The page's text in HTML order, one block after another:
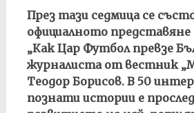
През тази седмица се
официалното
„Как Цар Футбол превзе
журналиста от вестник
Теодор Борисов. В 50
познати истории е